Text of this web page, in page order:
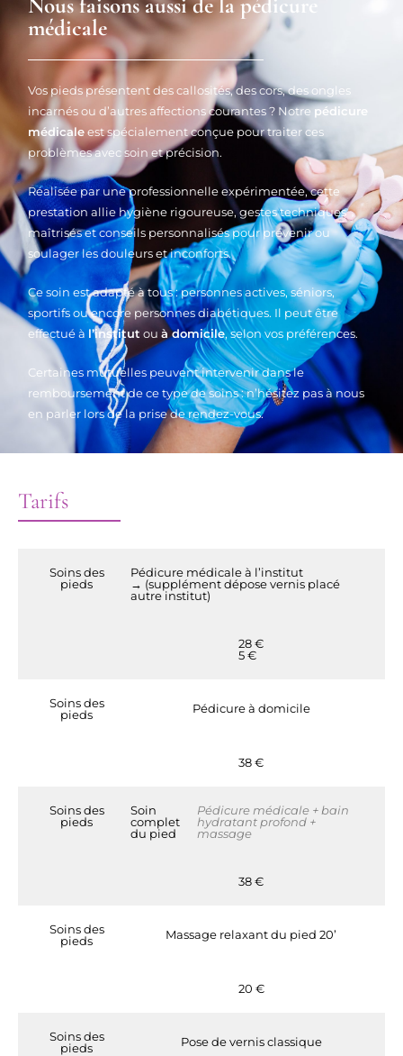
Nous faisons aussi de la pédicure
médicale
Vos pieds présentent des callosités, des cors, des ongles
incarnés ou d’autres affections courantes ? Notre pédicure
médicaleest spécialement conçue pour traiter ces
problèmes avec soin et précision.
Réalisée par une professionnelle expérimentée, cette
prestation allie hygiène rigoureuse, gestes techniques
maîtrisés et conseils personnalisés pour prévenir ou
soulager les douleurs et inconforts.
Ce soin est adapté à tous : personnes actives, séniors,
sportifs ou encore personnes diabétiques. Il peut être
effectué à l’institut ouà domicile, selon vos préférences.
Certaines mutuelles peuvent intervenir dans le
remboursement de ce type de soins : n’hésitez pas à nous
en parler lors de la prise de rendez-vous.
Tarifs
Soins des
pieds
Pédicure médicale à l’institut
→ (supplément dépose vernis placé
autre institut)
28 €
5 €
Soins des
pieds
Pédicure à domicile
38 €
Soins des
pieds
Soin
complet
du pied
Pédicure médicale + bain
hydratant profond +
massage
38 €
Soins des
pieds
Massage relaxant du pied 20’
20 €
Soins des
pieds
Pose de vernis classique